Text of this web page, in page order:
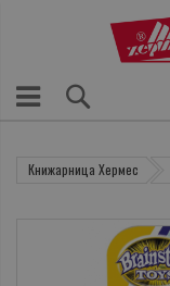
Книжарница Хермес